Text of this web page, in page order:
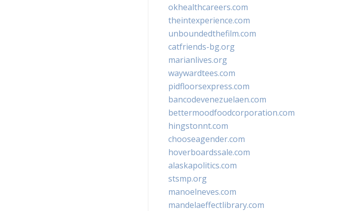
okhealthcareers.com
theintexperience.com
unboundedthefilm.com
catfriends-bg.org
marianlives.org
waywardtees.com
pidfloorsexpress.com
bancodevenezuelaen.com
bettermoodfoodcorporation.com
hingstonnt.com
chooseagender.com
hoverboardssale.com
alaskapolitics.com
stsmp.org
manoelneves.com
mandelaeffectlibrary.com